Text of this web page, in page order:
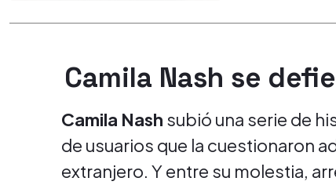
Camila Nash se
Camila Nash subió una serie de
de usuarios que la cuestionaron
extranjero. Y entre su molestia,